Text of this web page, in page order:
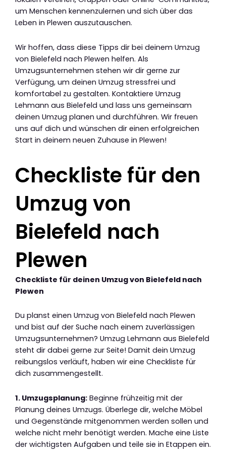
um Menschen kennenzulernen und sich über das
Leben in Plewen auszutauschen.
Wir hoffen, dass diese Tipps dir bei deinem Umzug
von Bielefeld nach Plewen helfen. Als
Umzugsunternehmen stehen wir dir gerne zur
Verfügung, um deinen Umzug stressfrei und
komfortabel zu gestalten. Kontaktiere Umzug
Lehmann aus Bielefeld und lass uns gemeinsam
deinen Umzug planen und durchführen. Wir freuen
uns auf dich und wünschen dir einen erfolgreichen
Start in deinem neuen Zuhause in Plewen!
Checkliste für den
Umzug von
Bielefeld nach
Plewen
Checkliste für deinen Umzug von Bielefeld nach
Plewen
Du planst einen Umzug von Bielefeld nach Plewen
und bist auf der Suche nach einem zuverlässigen
Umzugsunternehmen? Umzug Lehmann aus Bielefeld
steht dir dabei gerne zur Seite! Damit dein Umzug
reibungslos verläuft, haben wir eine Checkliste für
dich zusammengestellt.
1. Umzugsplanung: Beginne frühzeitig mit der
Planung deines Umzugs. Überlege dir, welche Möbel
und Gegenstände mitgenommen werden sollen und
welche nicht mehr benötigt werden. Mache eine Liste
der wichtigsten Aufgaben und teile sie in Etappen ein.